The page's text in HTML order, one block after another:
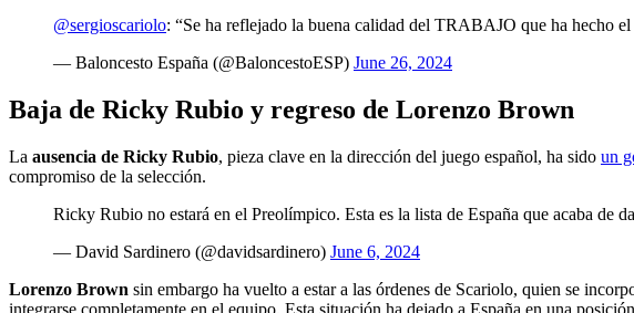
@sergioscariolo: “Se ha reflejado la buena calidad del TRABAJO que ha hecho
— Baloncesto España (@BaloncestoESP) June 26, 2024
Baja de Ricky Rubio y regreso de Lorenzo Brown
La ausencia de Ricky Rubio, pieza clave en la dirección del juego español, ha sido un
compromiso de la selección.
Ricky Rubio no estará en el Preolímpico. Esta es la lista de España que acaba de
— David Sardinero (@davidsardinero) June 6, 2024
Lorenzo Brown sin embargo ha vuelto a estar a las órdenes de Scariolo, quien se
integrarse completamente en el equipo. Esta situación ha dejado a España en una